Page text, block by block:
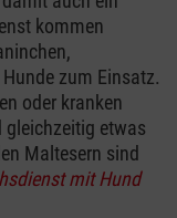
kommen
zum Einsatz.
oder kranken
gleichzeitig etwas
Maltesern sind
mit Hund